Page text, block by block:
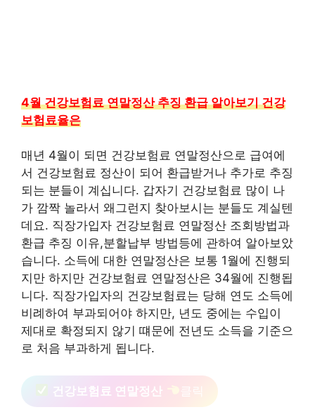
4월 건강보험료 연말정산 추징 환급 알아보기 건강
보험료율은
매년 4월이 되면 건강보험료 연말정산으로 급여에
서 건강보험료 정산이 되어 환급받거나 추가로 추징
되는 분들이 계십니다. 갑자기 건강보험료 많이 나
가 깜짝 놀라서 왜그런지 찾아보시는 분들도 계실텐
데요. 직장가입자 건강보험료 연말정산 조회방법과
환급 추징 이유,분할납부 방법등에 관하여 알아보았
습니다. 소득에 대한 연말정산은 보통 1월에 진행되
지만 하지만 건강보험료 연말정산은 34월에 진행됩
니다. 직장가입자의 건강보험료는 당해 연도 소득에
비례하여 부과되어야 하지만, 년도 중에는 수입이
제대로 확정되지 않기 떄문에 전년도 소득을 기준으
로 처음 부과하게 됩니다.
건강보험료 연말정산 클릭